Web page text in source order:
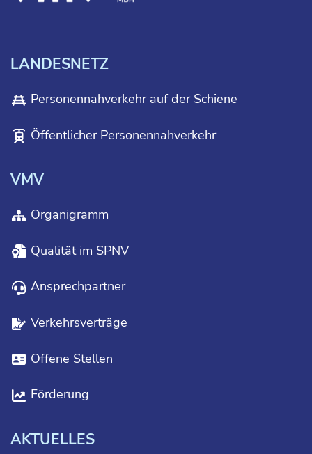
LANDESNETZ
Personennahverkehr auf der Schiene
Öffentlicher Personennahverkehr
VMV
Organigramm
Qualität im SPNV
Ansprechpartner
Verkehrsverträge
Offene Stellen
Förderung
AKTUELLES